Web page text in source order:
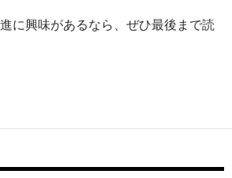
に興味があるなら、ぜひ最後まで読
ツオイルで脂肪抑制や紫外線カット？